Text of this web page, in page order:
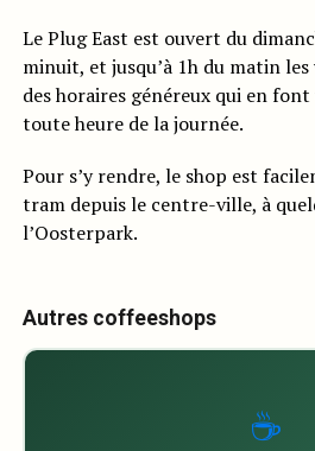
Le Plug East est ouvert du
minuit, et jusqu’à 1h du matin
des horaires généreux qui en
toute heure de la journée.
Pour s’y rendre, le shop est
tram depuis le centre-ville, à
l’Oosterpark.
Autres coffeeshops
☕